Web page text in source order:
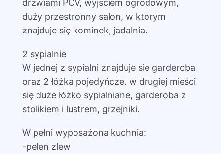
drzwiami PCV, wyjściem ogrodowym,
duży przestronny salon, w którym
znajduje się kominek, jadalnia.
2 sypialnie
W jednej z sypialni znajduje sie garderoba
oraz 2 łóżka pojedyńcze. w drugiej mieści
się duże łóżko sypialniane, garderoba z
stolikiem i lustrem, grzejniki.
W pełni wyposażona kuchnia:
-pełen zlew